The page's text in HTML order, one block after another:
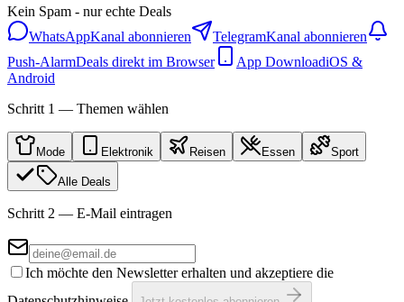
Kein Spam - nur echte Deals
WhatsAppKanal abonnieren TelegramKanal abonnieren
Push-AlarmDeals direkt im Browser App DownloadiOS &
Android
Schritt 1 — Themen wählen
Mode Elektronik Reisen Essen Sport
Alle Deals
Schritt 2 — E-Mail eintragen
Ich möchte den Newsletter erhalten und akzeptiere die